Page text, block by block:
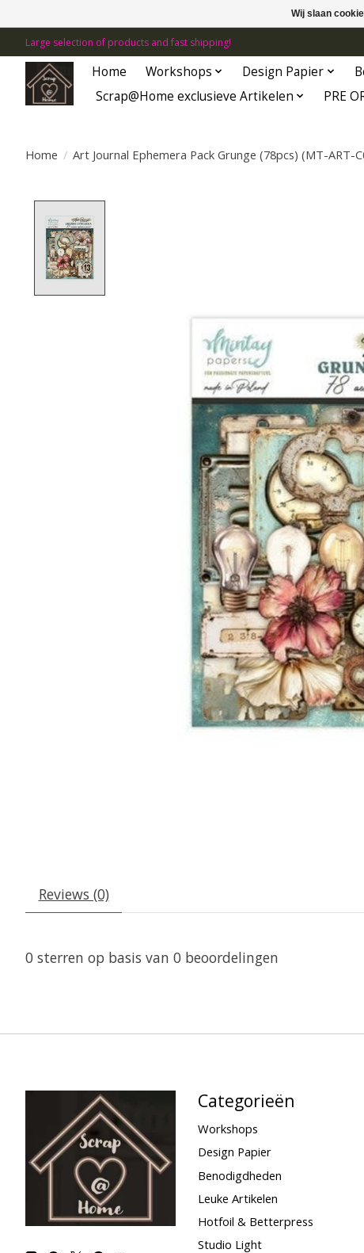
Large selection of products and fast shipping!
Home Workshops Design Papier
Scrap@Home exclusieve Artikelen
PRE
Home / Art Journal Ephemera Pack Grunge (78pcs) (MT-ART-
Reviews (0)
0 sterren op basis van 0 beoordelingen
Categorieën
Workshops
Design Papier
Benodigdheden
Leuke Artikelen
Hotfoil & Betterpress
Studio Light
Wij slaan